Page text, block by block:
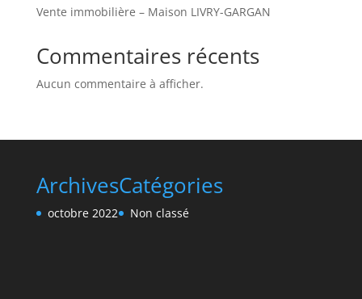
Vente immobilière – Maison LIVRY-GARGAN
Commentaires récents
Aucun commentaire à afficher.
Archives
octobre 2022
Catégories
Non classé